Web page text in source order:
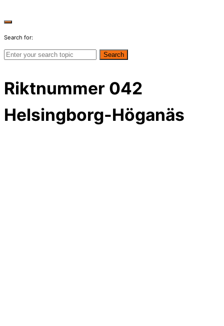
Search for:
Search
Riktnummer 042
Helsingborg-Höganäs